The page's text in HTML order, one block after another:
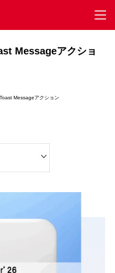
Messageアクショ
Messageアクション